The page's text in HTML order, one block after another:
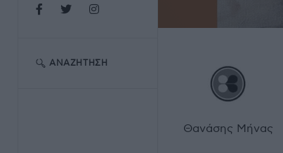
ΑΝΑΖΉΤΗΣΗ
Θανάσης Μήνας